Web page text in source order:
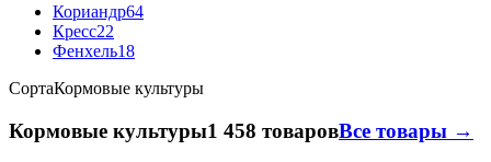
Кориандр64
Кресс22
Фенхель18
СортаКормовые культуры
Кормовые культуры1 458 товаровВсе товары →